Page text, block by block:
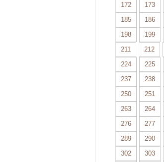
172
173
185
186
198
199
211
212
224
225
237
238
250
251
263
264
276
277
289
290
302
303